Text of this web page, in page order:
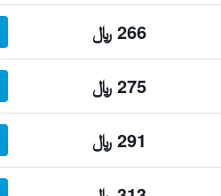
266 ﷼
275 ﷼
291 ﷼